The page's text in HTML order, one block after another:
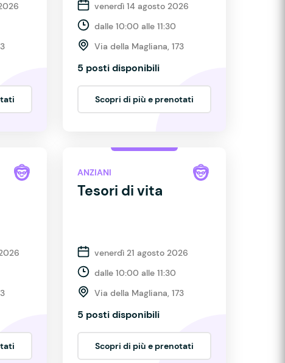
venerdì 14 agosto 2026
dalle 10:00 alle 11:30
Via della Magliana, 173
5 posti disponibili
Scopri di più e prenotati
ANZIANI
Tesori di vita
venerdì 21 agosto 2026
dalle 10:00 alle 11:30
Via della Magliana, 173
5 posti disponibili
Scopri di più e prenotati